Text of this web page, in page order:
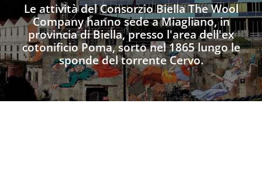
Le attività del Consorzio Biella The Wool
Company hanno sede a Miagliano, in
provincia di Biella, presso l'area dell'ex
cotonificio Poma, sorto nel 1865 lungo le
sponde del torrente Cervo.